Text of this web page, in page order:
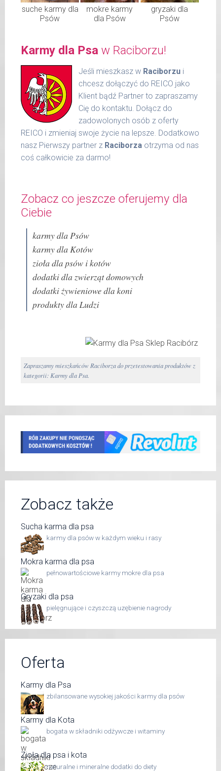
suche karmy dla
Psów
mokre karmy
dla Psów
gryzaki dla
Psów
Karmy dla Psa w Raciborzu!
Jeśli mieszkasz w Raciborzui
chcesz dołączyć do REICO jako
Klient bądź Partner to zapraszamy
Cię do kontaktu. Dołącz do
zadowolonych osób z oferty
REICO i zmieniaj swoje życie na lepsze. Dodatkowo
nasz Pierwszy partner z Raciborza otrzyma od nas
coś całkowicie za darmo!
Zobacz co jeszcze oferujemy dla
Ciebie
karmy dla Psów
karmy dla Kotów
zioła dla psów i kotów
dodatki dla zwierząt domowych
dodatki żywieniowe dla koni
produkty dla Ludzi
Zapraszamy mieszkańców Raciborza do przetestowania produktów z
kategorii: Karmy dla Psa.
Zobacz także
Sucha karma dla psa
karmy dla psów w każdym wieku i rasy
Mokra karma dla psa
pełnowartościowe karmy mokre dla psa
Gryzaki dla psa
pielęgnujące i czyszczą uzębienie nagrody
Oferta
Karmy dla Psa
zbilansowane wysokiej jakości karmy dla psów
Karmy dla Kota
bogata w składniki odżywcze i witaminy
Zioła dla psa i kota
naturalne i mineralne dodatki do diety